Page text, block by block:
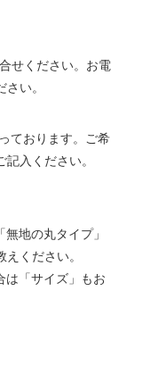
せください。お電
い。
ております。ご希
入ください。
地の丸タイプ」
ください。
は「サイズ」もお